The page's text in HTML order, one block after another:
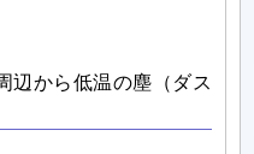
辺から低温の塵（ダス